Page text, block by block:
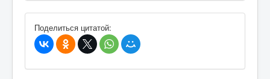
В избранное
Поделиться цитатой: